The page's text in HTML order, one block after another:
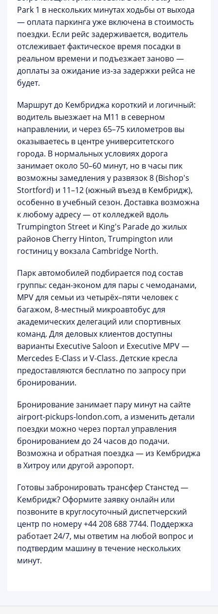
Park 1 в нескольких минутах ходьбы от выхода
— оплата паркинга уже включена в стоимость
поездки. Если рейс задерживается, водитель
отслеживает фактическое время посадки в
реальном времени и подъезжает заново —
доплаты за ожидание из-за задержки рейса не
будет.
Маршрут до Кембриджа короткий и логичный:
водитель выезжает на M11 в северном
направлении, и через 65–75 километров вы
оказываетесь в центре университетского
города. В нормальных условиях дорога
занимает около 50–60 минут, но в часы пик
возможны замедления у развязок 8 (Bishop's
Stortford) и 11–12 (южный въезд в Кембридж),
особенно в учебный сезон. Доставка возможна
к любому адресу — от колледжей вдоль
Trumpington Street и King's Parade до жилых
районов Cherry Hinton, Trumpington или
гостиниц у вокзала Cambridge North.
Парк автомобилей подбирается под состав
группы: седан-эконом для пары с чемоданами,
MPV для семьи из четырёх–пяти человек с
багажом, 8-местный микроавтобус для
академических делегаций или спортивных
команд. Для деловых клиентов доступны
варианты Executive Saloon и Executive MPV—
Mercedes E-Class и V-Class. Детские кресла
предоставляются бесплатно по запросу при
бронировании.
Бронирование занимает пару минут на сайте
airport-pickups-london.com, а изменить детали
поездки можно через портал управления
бронированием до 24 часов до подачи.
Возможна и обратная поездка — из Кембриджа
в Хитроу или другой аэропорт.
Готовы забронировать трансфер Станстед —
Кембридж? Оформите заявку онлайн или
позвоните в круглосуточный диспетчерский
центр по номеру+44 208 688 7744. Поддержка
работает 24/7, мы ответим на любой вопрос и
подтвердим машину в течение нескольких
минут.